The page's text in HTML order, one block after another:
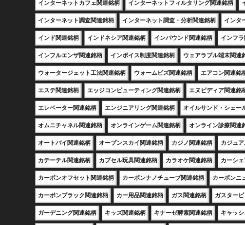
インターネットカフェ関連銘柄 インターネットフィルタリング関連銘柄
インターネット調査関連銘柄 インターネット調査・分析関連銘柄 インタ
インド関連銘柄 インドネシア関連銘柄 インバウンド関連銘柄 インフ
インフルエンザ関連銘柄 インボイス制度関連銘柄 ウェアラブル端末関連
ウォータージェット工法関連銘柄 ウォームビズ関連銘柄 エアコン関連銘
エステ関連銘柄 エッジコンピューティング関連銘柄 エヌビディア関連銘
エレベーター関連銘柄 エンジニアリング関連銘柄 オイルサンド・シェー
オムニチャネル関連銘柄 オンラインゲーム関連銘柄 オンライン診療関連
オートバイ関連銘柄 オープンスカイ関連銘柄 カジノ関連銘柄 カジュ
カテーテル関連銘柄 カプセル玩具関連銘柄 カラオケ関連銘柄 カーシ
カーボンオフセット関連銘柄 カーボンナノチューブ関連銘柄 カーボンニ
カーボンブラック関連銘柄 カー用品関連銘柄 ガス関連銘柄 ガスター
ガーデニング関連銘柄 キッズ関連銘柄 キナーゼ酵素関連銘柄 キャッ